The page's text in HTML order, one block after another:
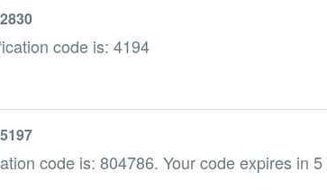
code is: 4194
code is: 804786. Your code expires in